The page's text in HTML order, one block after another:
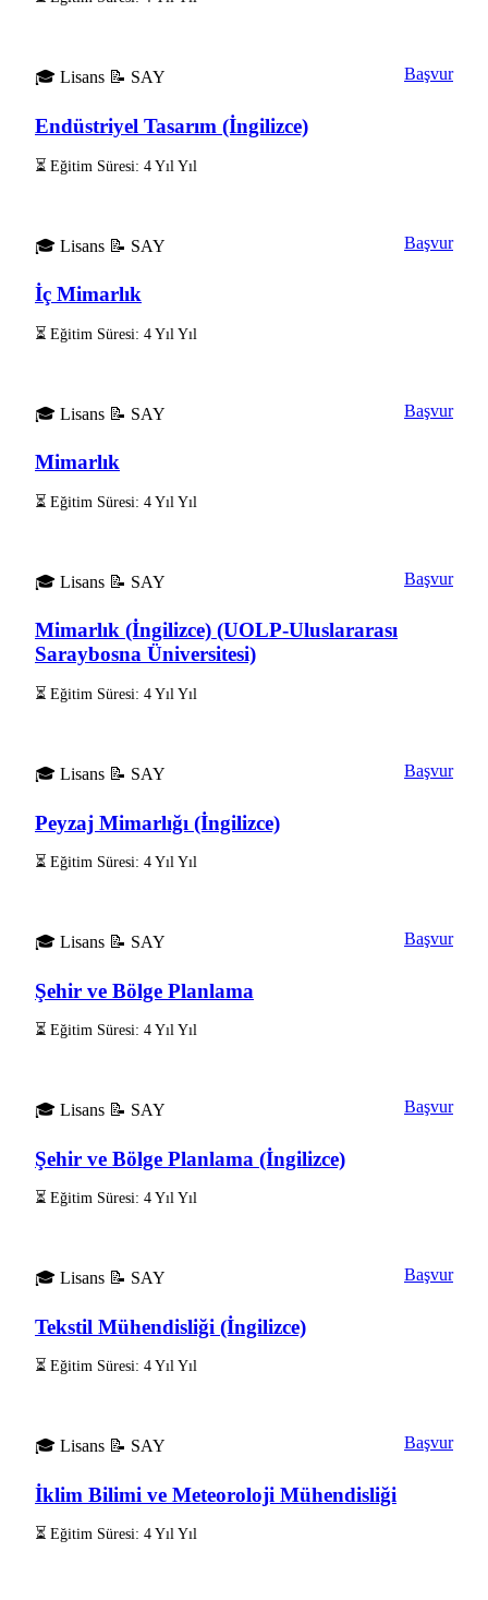
🎓 Lisans 📝 SAY
Endüstriyel Tasarım (İngilizce)
⏳ Eğitim Süresi: 4 Yıl Yıl
Başvur
🎓 Lisans 📝 SAY
İç Mimarlık
⏳ Eğitim Süresi: 4 Yıl Yıl
Başvur
🎓 Lisans 📝 SAY
Mimarlık
⏳ Eğitim Süresi: 4 Yıl Yıl
Başvur
🎓 Lisans 📝 SAY
Mimarlık (İngilizce) (UOLP-Uluslararası
Saraybosna Üniversitesi)
⏳ Eğitim Süresi: 4 Yıl Yıl
Başvur
🎓 Lisans 📝 SAY
Peyzaj Mimarlığı (İngilizce)
⏳ Eğitim Süresi: 4 Yıl Yıl
Başvur
🎓 Lisans 📝 SAY
Şehir ve Bölge Planlama
⏳ Eğitim Süresi: 4 Yıl Yıl
Başvur
🎓 Lisans 📝 SAY
Şehir ve Bölge Planlama (İngilizce)
⏳ Eğitim Süresi: 4 Yıl Yıl
Başvur
🎓 Lisans 📝 SAY
Tekstil Mühendisliği (İngilizce)
⏳ Eğitim Süresi: 4 Yıl Yıl
Başvur
🎓 Lisans 📝 SAY
İklim Bilimi ve Meteoroloji Mühendisliği
⏳ Eğitim Süresi: 4 Yıl Yıl
Başvur